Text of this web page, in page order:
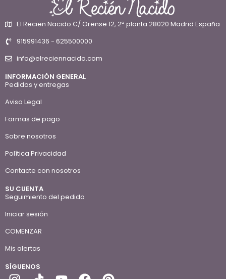
El Recien Nacido C/ Orense 12, 2ª planta 28020 Madrid España
915991436 - 625500000
info@elreciennacido.com
INFORMACIÓN GENERAL
Pedidos y entregas
Aviso Legal
Formas de pago
Sobre nosotros
Política Privacidad
Contacte con nosotros
SU CUENTA
Seguimiento del pedido
Iniciar sesión
COMENZAR
Mis alertas
SÍGUENOS